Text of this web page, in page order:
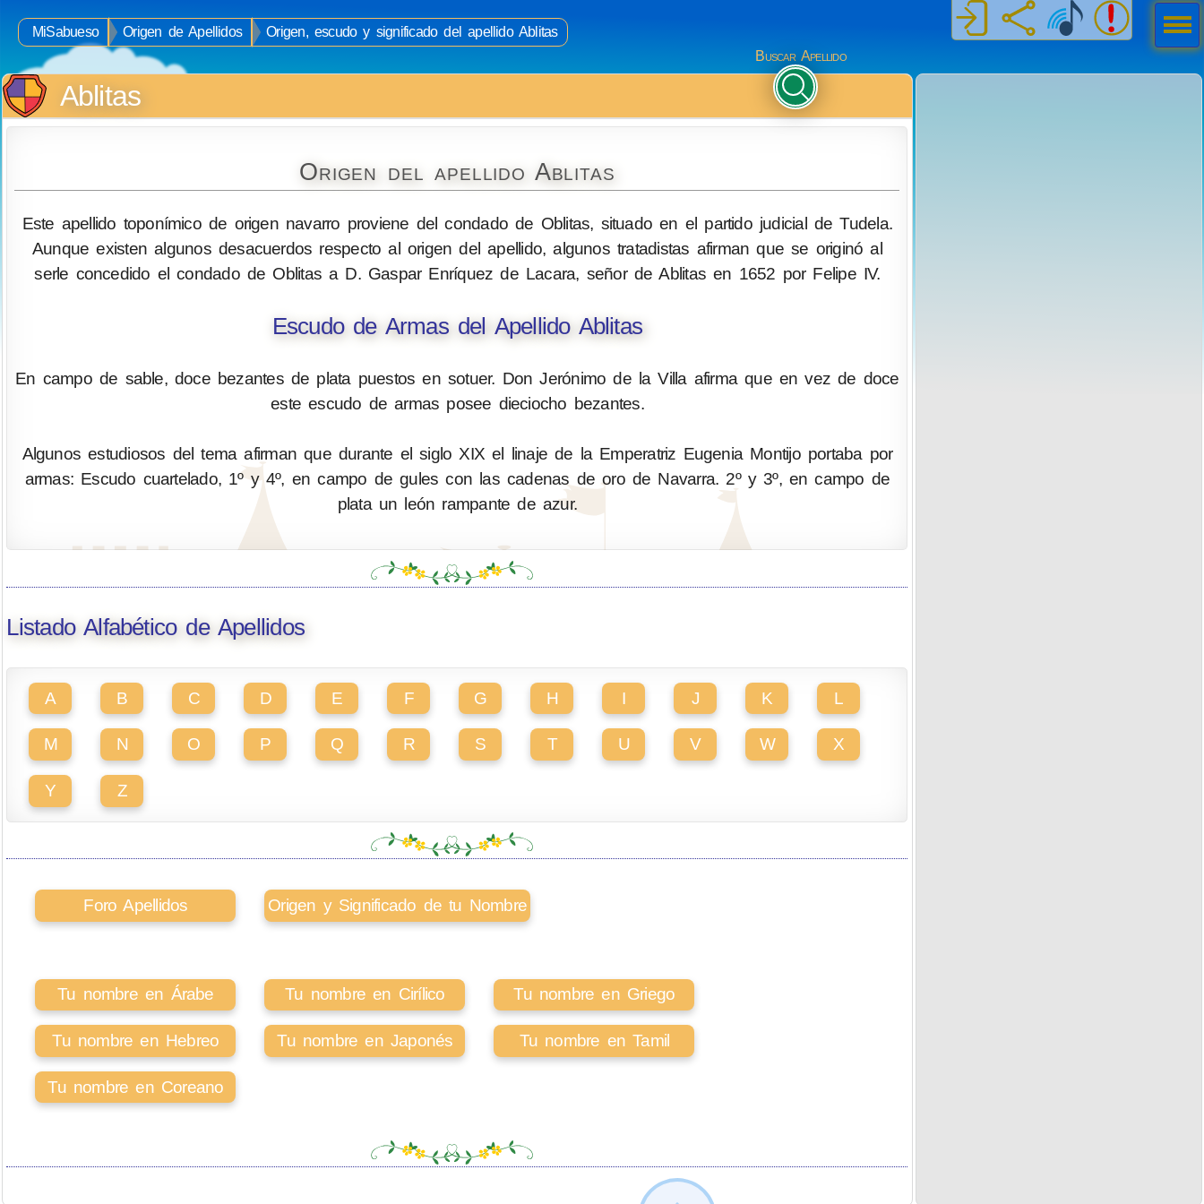
MiSabueso Origen de Apellidos
Origen, escudo y significado del apellido Ablitas
Buscar Apellido
Ablitas
Origen del apellido Ablitas
Este apellido toponímico de origen navarro proviene del condado de Oblitas, situado en el partido judicial de Tudela.
Aunque existen algunos desacuerdos respecto al origen del apellido, algunos tratadistas afirman que se originó al
serle concedido el condado de Oblitas a D. Gaspar Enríquez de Lacara, señor de Ablitas en 1652 por Felipe IV.
Escudo de Armas del Apellido Ablitas
En campo de sable, doce bezantes de plata puestos en sotuer. Don Jerónimo de la Villa afirma que en vez de doce
este escudo de armas posee dieciocho bezantes.
Algunos estudiosos del tema afirman que durante el siglo XIX el linaje de la Emperatriz Eugenia Montijo portaba por
armas: Escudo cuartelado, 1º y 4º, en campo de gules con las cadenas de oro de Navarra. 2º y 3º, en campo de
plata un león rampante de azur.
Listado Alfabético de Apellidos
A B C D E F G H I J K L
M N O P Q R S T U V W X
Y Z
Foro Apellidos Origen y Significado de tu Nombre
Tu nombre en Árabe Tu nombre en Cirílico Tu nombre en Griego
Tu nombre en Hebreo Tu nombre en Japonés Tu nombre en Tamil
Tu nombre en Coreano
Men
ú